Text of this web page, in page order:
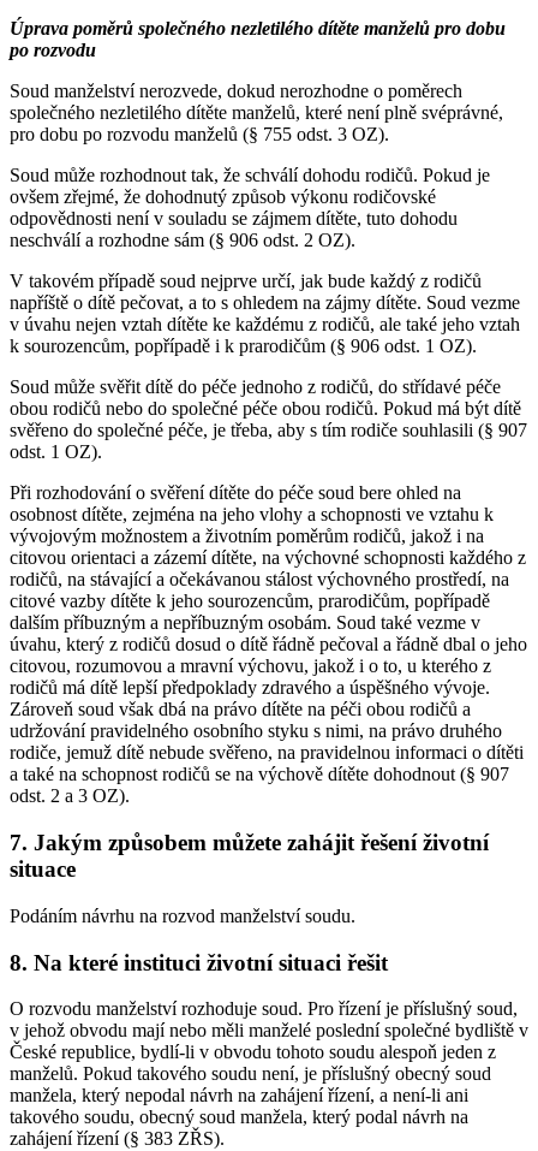
Úprava poměrů společného nezletilého dítěte manželů pro dobu
po rozvodu
Soud manželství nerozvede, dokud nerozhodne o poměrech
společného nezletilého dítěte manželů, které není plně svéprávné,
pro dobu po rozvodu manželů (§ 755 odst. 3 OZ).
Soud může rozhodnout tak, že schválí dohodu rodičů. Pokud je
ovšem zřejmé, že dohodnutý způsob výkonu rodičovské
odpovědnosti není v souladu se zájmem dítěte, tuto dohodu
neschválí a rozhodne sám (§ 906 odst. 2 OZ).
V takovém případě soud nejprve určí, jak bude každý z rodičů
napříště o dítě pečovat, a to s ohledem na zájmy dítěte. Soud vezme
v úvahu nejen vztah dítěte ke každému z rodičů, ale také jeho vztah
k sourozencům, popřípadě i k prarodičům (§ 906 odst. 1 OZ).
Soud může svěřit dítě do péče jednoho z rodičů, do střídavé péče
obou rodičů nebo do společné péče obou rodičů. Pokud má být dítě
svěřeno do společné péče, je třeba, aby s tím rodiče souhlasili (§ 907
odst. 1 OZ).
Při rozhodování o svěření dítěte do péče soud bere ohled na
osobnost dítěte, zejména na jeho vlohy a schopnosti ve vztahu k
vývojovým možnostem a životním poměrům rodičů, jakož i na
citovou orientaci a zázemí dítěte, na výchovné schopnosti každého z
rodičů, na stávající a očekávanou stálost výchovného prostředí, na
citové vazby dítěte k jeho sourozencům, prarodičům, popřípadě
dalším příbuzným a nepříbuzným osobám. Soud také vezme v
úvahu, který z rodičů dosud o dítě řádně pečoval a řádně dbal o jeho
citovou, rozumovou a mravní výchovu, jakož i o to, u kterého z
rodičů má dítě lepší předpoklady zdravého a úspěšného vývoje.
Zároveň soud však dbá na právo dítěte na péči obou rodičů a
udržování pravidelného osobního styku s nimi, na právo druhého
rodiče, jemuž dítě nebude svěřeno, na pravidelnou informaci o dítěti
a také na schopnost rodičů se na výchově dítěte dohodnout (§ 907
odst. 2 a 3 OZ).
7. Jakým způsobem můžete zahájit řešení životní
situace
Podáním návrhu na rozvod manželství soudu.
8. Na které instituci životní situaci řešit
O rozvodu manželství rozhoduje soud. Pro řízení je příslušný soud,
v jehož obvodu mají nebo měli manželé poslední společné bydliště v
České republice, bydlí-li v obvodu tohoto soudu alespoň jeden z
manželů. Pokud takového soudu není, je příslušný obecný soud
manžela, který nepodal návrh na zahájení řízení, a není-li ani
takového soudu, obecný soud manžela, který podal návrh na
zahájení řízení (§ 383 ZŘS).